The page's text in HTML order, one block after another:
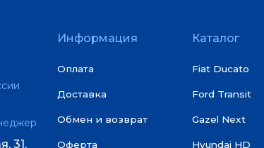
31,
Информация
Оплата
Доставка
Обмен и возврат
Оферта
Каталог
Fiat Ducato
Ford Transit
Gazel Next
Hyundai HD